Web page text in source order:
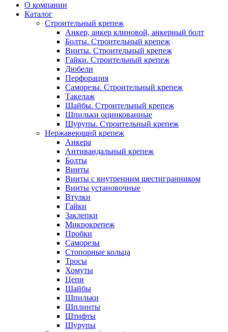
О компании
Каталог
Строительный крепеж
Анкер, анкер клиновой, анкерный болт
Болты. Строительный крепеж
Винты. Строительный крепеж
Гайки. Строительный крепеж
Дюбели
Перфорация
Саморезы. Строительный крепеж
Такелаж
Шайбы. Строительный крепеж
Шпильки оцинкованные
Шурупы. Строительный крепеж
Нержавеющий крепеж
Анкера
Антивандальный крепеж
Болты
Винты
Винты с внутренним шестигранником
Винты установочные
Втулки
Гайки
Заклепки
Микрокрепеж
Пробки
Саморезы
Стопорные кольца
Тросы
Хомуты
Цепи
Шайбы
Шпильки
Шплинты
Штифты
Шурупы